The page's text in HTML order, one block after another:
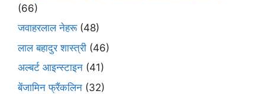
(66)
जवाहरलाल नेहरू(48)
लाल बहादुर शास्त्री (46)
अल्बर्ट आइन्स्टाइन (41)
बेंजामिन फ्रैंकलिन (32)